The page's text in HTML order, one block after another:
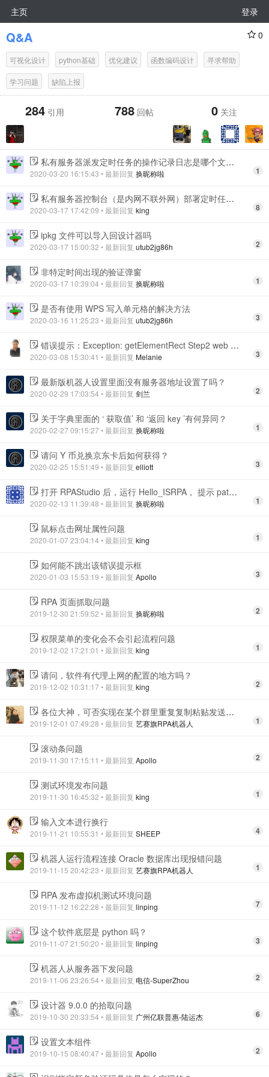
主页 登录
Q&A 0
可视化设计 python基础 优化建议 函数编码设计 寻求帮助
学习问题 缺陷上报
284 引用 788 回帖 0 关注
私有服务器派发定时任务的操作记录日志是哪个文件？
2020-03-20 16:15:43 • 最新回复 换昵称啦 1
私有服务器控制台（是内网不联外网）部署定时任务执行两次或一次，执行次数不稳定是怎么回事？
2020-03-17 17:42:09 • 最新回复 king 8
ipkg 文件可以导入回设计器吗
2020-03-17 15:00:32 • 最新回复 utub2jg86h 2
非特定时间出现的验证弹窗
2020-03-17 10:39:04 • 最新回复 换昵称啦 1
是否有使用 WPS 写入单元格的解决方法
2020-03-16 11:25:23 • 最新回复 utub2jg86h 3
错误提示：Exception: getElementRect Step2 web return error,cannot find element
2020-03-08 15:30:41 • 最新回复 Melanie 3
最新版机器人设置里面没有服务器地址设置了吗？
2020-02-29 17:03:54 • 最新回复 剑兰 2
关于字典里面的 ‘ 获取值’ 和 ‘返回 key ’有何异同？
2020-02-27 09:15:27 • 最新回复 换昵称啦 1
请问 Y 币兑换京东卡后如何获得？
2020-02-25 15:51:49 • 最新回复 elliott 3
打开 RPAStudio 后，运行 Hello_ISRPA， 提示 pathons.exe 无法正常启动
2020-02-13 11:39:48 • 最新回复 换昵称啦 1
鼠标点击网址属性问题
2020-01-07 23:04:14 • 最新回复 king 1
如何能不跳出该错误提示框
2020-01-03 15:53:19 • 最新回复 Apollo 3
RPA 页面抓取问题
2019-12-30 21:59:52 • 最新回复 换昵称啦 2
权限菜单的变化会不会引起流程问题
2019-12-02 17:21:01 • 最新回复 king 1
请问，软件有代理上网的配置的地方吗？
2019-12-02 10:31:17 • 最新回复 king 2
各位大神，可否实现在某个群里重复复制粘贴发送这三个动作？
2019-12-01 07:49:28 • 最新回复 艺赛旗RPA机器人 1
滚动条问题
2019-11-30 17:15:11 • 最新回复 Apollo 2
测试环境发布问题
2019-11-30 16:45:32 • 最新回复 king 1
输入文本进行换行
2019-11-21 10:55:31 • 最新回复 SHEEP 4
机器人运行流程连接 Oracle 数据库出现报错问题
2019-11-15 20:42:23 • 最新回复 艺赛旗RPA机器人 1
RPA 发布虚拟机测试环境问题
2019-11-12 16:22:28 • 最新回复 linping 7
这个软件底层是 python 吗？
2019-11-07 21:50:20 • 最新回复 linping 3
机器人从服务器下发问题
2019-11-06 23:26:54 • 最新回复 电信-SuperZhou 2
设计器 9.0.0 的拾取问题
2019-10-30 20:33:54 • 最新回复 广州亿联普惠-陆运杰 6
设置文本组件
2019-10-15 08:40:47 • 最新回复 Apollo 2